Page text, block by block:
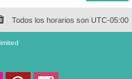
Todos los horarios son UTC-05:00